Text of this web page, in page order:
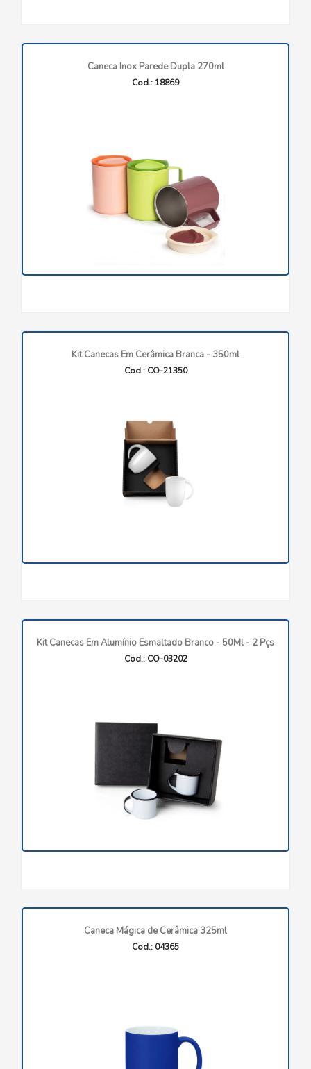
Caneca Inox Parede Dupla 270ml
Cod.: 18869
Kit Canecas Em Cerâmica Branca - 350ml
Cod.: CO-21350
Kit Canecas Em Alumínio Esmaltado Branco - 50Ml - 2 Pçs
Cod.: CO-03202
Caneca Mágica de Cerâmica 325ml
Cod.: 04365